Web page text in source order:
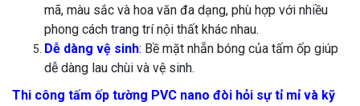
mã, màu sắc và hoa văn đa dạng, phù hợp với nhiều
phong cách trang trí nội thất khác nhau.
Dễ dàng vệ sinh: Bề mặt nhẵn bóng của tấm ốp giúp
dễ dàng lau chùi và vệ sinh.
Thi công tấm ốp tường PVC nano đòi hỏi sự tỉ mỉ và kỹ